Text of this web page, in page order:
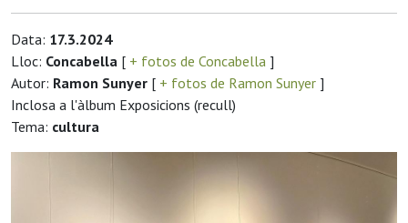
Data: 17.3.2024
Lloc: Concabella [ + fotos de Concabella ]
Autor: Ramon Sunyer [ + fotos de Ramon Sunyer ]
Inclosa a l'àlbum Exposicions (recull)
Tema: cultura